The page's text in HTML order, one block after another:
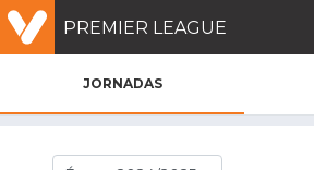
PREMIER LEAGUE
JORNADAS